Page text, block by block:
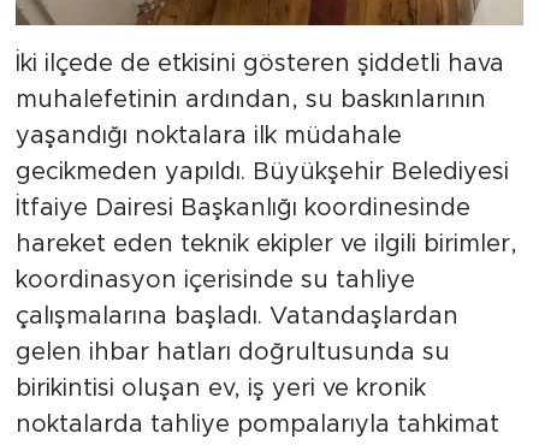
İki ilçede de etkisini gösteren şiddetli hava
muhalefetinin ardından, su baskınlarının
yaşandığı noktalara ilk müdahale
gecikmeden yapıldı. Büyükşehir Belediyesi
İtfaiye Dairesi Başkanlığı koordinesinde
hareket eden teknik ekipler ve ilgili birimler,
koordinasyon içerisinde su tahliye
çalışmalarına başladı. Vatandaşlardan
gelen ihbar hatları doğrultusunda su
birikintisi oluşan ev, iş yeri ve kronik
noktalarda tahliye pompalarıyla tahkimat